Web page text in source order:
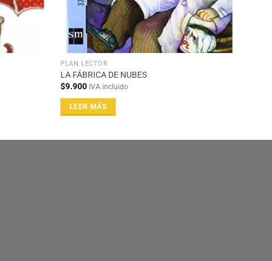
PLAN LECTOR
LA FÁBRICA DE NUBES
$9.900 IVA incluido
LEER MÁS